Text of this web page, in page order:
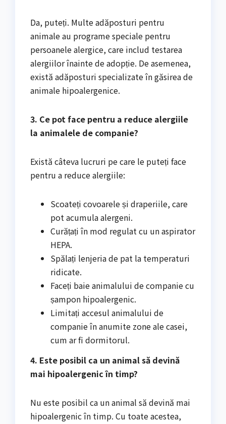
Da, puteți. Multe adăposturi pentru
animale au programe speciale pentru
persoanele alergice, care includ testarea
alergiilor înainte de adopție. De asemenea,
există adăposturi specializate în găsirea de
animale hipoalergenice.
3. Ce pot face pentru a reduce alergiile
la animalele de companie?
Există câteva lucruri pe care le puteți face
pentru a reduce alergiile:
Scoateți covoarele și draperiile, care
pot acumula alergeni.
Curățați în mod regulat cu un aspirator
HEPA.
Spălați lenjeria de pat la temperaturi
ridicate.
Faceți baie animalului de companie cu
șampon hipoalergenic.
Limitați accesul animalului de
companie în anumite zone ale casei,
cum ar fi dormitorul.
4. Este posibil ca un animal să devină
mai hipoalergenic în timp?
Nu este posibil ca un animal să devină mai
hipoalergenic în timp. Cu toate acestea,